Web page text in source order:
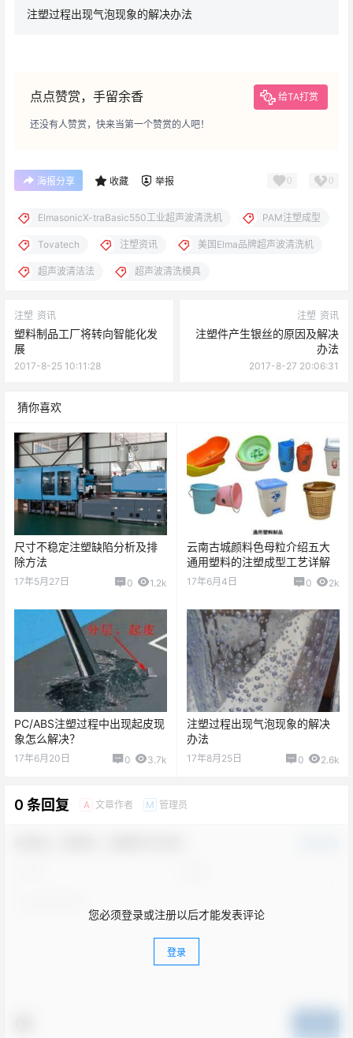
注塑过程出现气泡现象的解决办法
点点赞赏，手留余香 给TA打赏
还没有人赞赏，快来当第一个赞赏的人吧！
海报分享 收藏 举报 0 0
ElmasonicX-traBasic550工业超声波清洗机 PAM注塑成型
Tovatech 注塑资讯 美国Elma品牌超声波清洗机
超声波清洁法 超声波清洗模具
注塑 资讯
塑料制品工厂将转向智能化发
展
2017-8-25 10:11:28
注塑 资讯
注塑件产生银丝的原因及解决
办法
2017-8-27 20:06:31
猜你喜欢
尺寸不稳定注塑缺陷分析及排
除方法
17年5月27日 0 1.2k
云南古城颜料色母粒介绍五大
通用塑料的注塑成型工艺详解
17年6月4日 0 2k
PC/ABS注塑过程中出现起皮现
象怎么解决？
17年6月20日 0 3.7k
注塑过程出现气泡现象的解决
办法
17年8月25日 0 2.6k
0 条回复 A 文章作者 M 管理员
您必须登录或注册以后才能发表评论
登录